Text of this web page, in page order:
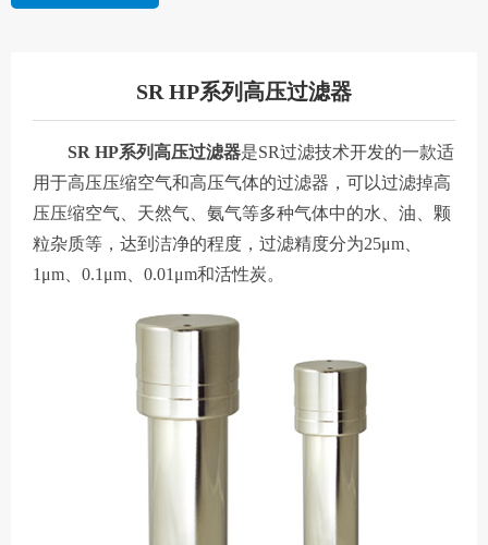
SR HP系列高压过滤器
SR HP系列高压过滤器是SR过滤技术开发的一款适
用于高压压缩空气和高压气体的过滤器，可以过滤掉高
压压缩空气、天然气、氨气等多种气体中的水、油、颗
粒杂质等，达到洁净的程度，过滤精度分为25μm、
1μm、0.1μm、0.01μm和活性炭。